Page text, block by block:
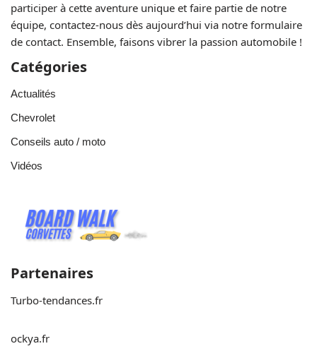
participer à cette aventure unique et faire partie de notre
équipe, contactez-nous dès aujourd’hui via notre formulaire
de contact. Ensemble, faisons vibrer la passion automobile !
Catégories
Actualités
Chevrolet
Conseils auto / moto
Vidéos
Partenaires
Turbo-tendances.fr
ockya.fr